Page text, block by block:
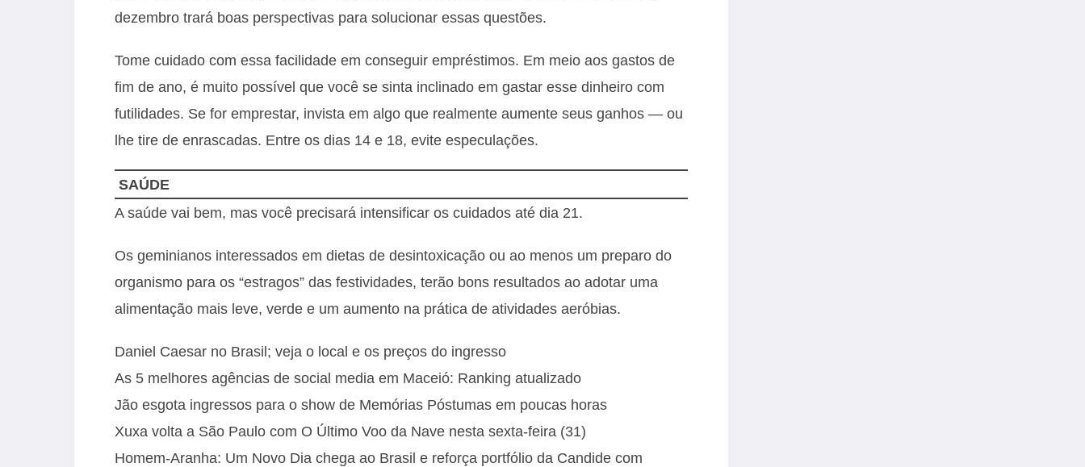
dezembro trará boas perspectivas para solucionar essas questões.
Tome cuidado com essa facilidade em conseguir empréstimos. Em meio aos gastos de
fim de ano, é muito possível que você se sinta inclinado em gastar esse dinheiro com
futilidades. Se for emprestar, invista em algo que realmente aumente seus ganhos — ou
lhe tire de enrascadas. Entre os dias 14 e 18, evite especulações.
SAÚDE
A saúde vai bem, mas você precisará intensificar os cuidados até dia 21.
Os geminianos interessados em dietas de desintoxicação ou ao menos um preparo do
organismo para os “estragos” das festividades, terão bons resultados ao adotar uma
alimentação mais leve, verde e um aumento na prática de atividades aeróbias.
Daniel Caesar no Brasil; veja o local e os preços do ingresso
As 5 melhores agências de social media em Maceió: Ranking atualizado
Jão esgota ingressos para o show de Memórias Póstumas em poucas horas
Xuxa volta a São Paulo com O Último Voo da Nave nesta sexta-feira (31)
Homem-Aranha: Um Novo Dia chega ao Brasil e reforça portfólio da Candide com